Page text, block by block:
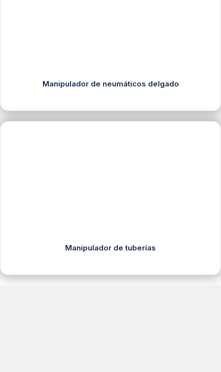
Manipulador de neumáticos delgado
Manipulador de tuberías